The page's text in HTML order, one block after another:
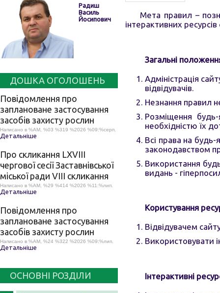
Радиш
Василь
Йосипович
ДОШКА ОГОЛОШЕНЬ
Повідомлення про
заплановане застосування
засобів захисту рослин
Написано в %AM, %03 %319 %2026 %09:%серп.
Детальніше
Про скликання LХVІІІ
чергової сесії Заставнівської
міської ради VIII скликання
Написано в %AM, %29 %414 %2026 %11:%лип.
Детальніше
Повідомлення про
заплановане застосування
засобів захисту рослин
Написано в %AM, %24 %322 %2026 %09:%лип.
Детальніше
ОСНОВНІ РОЗДІЛИ
Мета правил –
інтерактивних
Загальні
Адміністрація
відвідувачів.
Незнання правил
Розміщення
необхідністю їх
Всі права на будь-
законодавством
Використання
видань -
Користування
Відвідувачем
Використовувати
Інтерактивні